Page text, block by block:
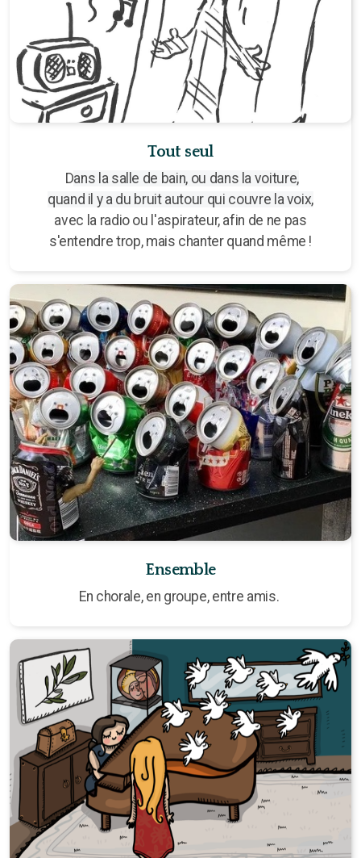
Tout seul
Dans la salle de bain, ou dans la voiture,
quand il y a du bruit autour qui couvre la voix,
avec la radio ou l'aspirateur, afin de ne pas
s'entendre trop, mais chanter quand même !
Ensemble
En chorale, en groupe, entre amis.